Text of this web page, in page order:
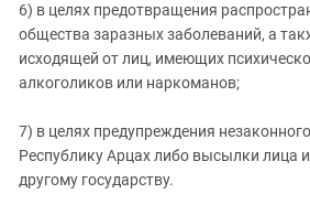
6) в целях предотвращения
общества заразных заболеваний, а
исходящей от лиц, имеющих
алкоголиков или наркоманов;
7) в целях предупреждения
Республику Арцах либо высылки лица
другому государству.